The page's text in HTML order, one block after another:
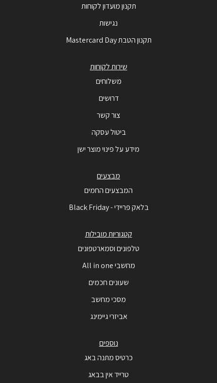
תקנון מועדון לקוחות
נגישות
תקנון הטבת Mastercard Day
שירות לקוחות
משלוחים
דרושים
צור קשר
ביטול עסקה
מידע על פינוי מוצר ישן
מבצעים
המבצעים החמים
בלאק פריידי - Black Friday
קטגוריות מובילות
טלפונים וסמארטפונים
מחשבי All in one
שעונים חכמים
מסכי מחשב
אביזרי גיימינג
נוספים
כרטיס מתנה באג
טרייד אין בבאג